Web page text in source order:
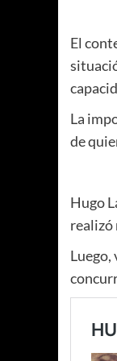
El
La
de
Hugo
realizó
Luego,